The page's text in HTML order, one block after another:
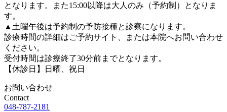
となります。また15:00以降は大人のみ（予約制）となりま
す。
▲ 土曜午後は予約制の予防接種と診察になります。
診療時間の詳細はご予約サイト、または本院へお問い合わせ
ください。
受付時間は診療終了30分前までとなります。
【休診日】日曜、祝日
お問い合わせ
Contact
048-787-2181